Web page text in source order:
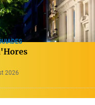
2026